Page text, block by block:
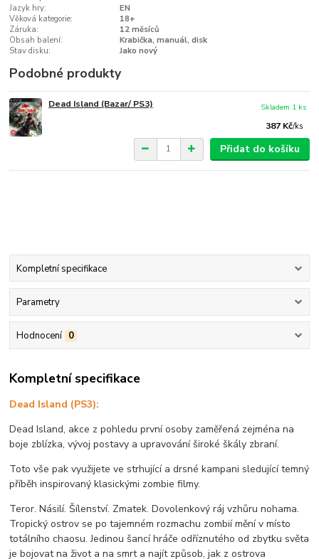
Jazyk hry:
EN
Věková kategorie:
18+
Záruka:
12 měsíců
Obsah balení:
Krabička, manuál, disk
Stav disku:
Jako nový
Podobné produkty
Dead Island (Bazar/ PS3)
387 Kč/ks
Skladem 1 ks
Přidat do košíku
Kompletní specifikace
Parametry
Hodnocení 0
Kompletní specifikace
Dead Island (PS3):
Dead Island, akce z pohledu první osoby zaměřená zejména na
boje zblízka, vývoj postavy a upravování široké škály zbraní.
Toto vše pak využijete ve strhující a drsné kampani sledující temný
příběh inspirovaný klasickými zombie filmy.
Teror. Násilí. Šílenství. Zmatek. Dovolenkový ráj vzhůru nohama.
Tropický ostrov se po tajemném rozmachu zombií mění v místo
totálního chaosu. Jedinou šancí hráče odříznutého od zbytku světa
je bojovat na život a na smrt a najít způsob, jak z ostrova